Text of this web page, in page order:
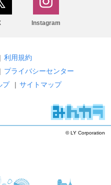
Instagram
| 利用規約
| プライバシーセンター
プ | サイトマップ
© LY Corporation